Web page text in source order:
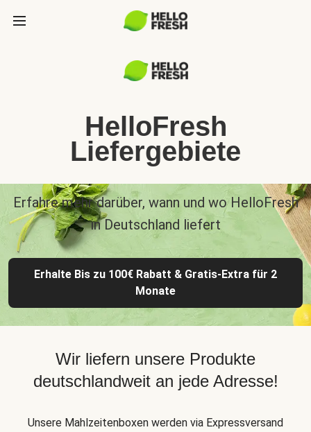
HelloFresh
Liefergebiete
Erfahre mehr darüber, wann und wo HelloFresh
in Deutschland liefert
Erhalte Bis zu 100€ Rabatt & Gratis-Extra für 2
Monate
Wir liefern unsere Produkte
deutschlandweit an jede Adresse!
Unsere Mahlzeitenboxen werden via Expressversand